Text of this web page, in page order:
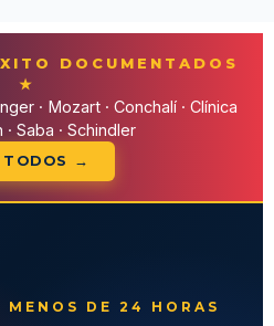
DOCUMENTADOS
★
· Mozart · Conchalí · Clínica
Saba · Schindler
TODOS →
DE 24 HORAS